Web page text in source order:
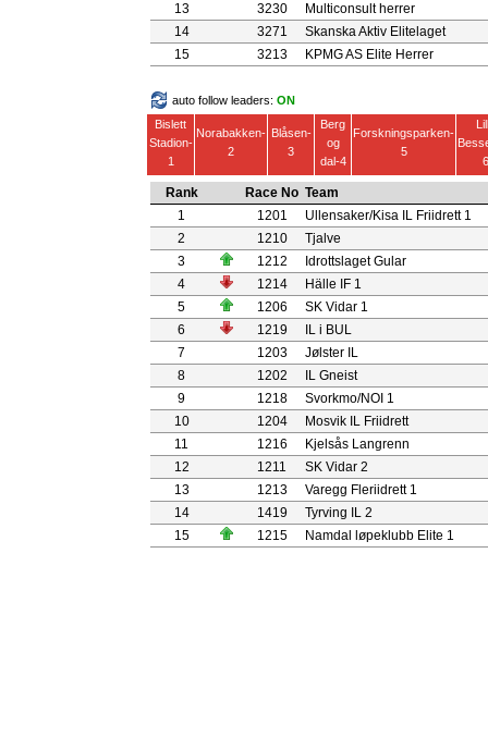
13
3230
Multiconsult herrer
14
3271
Skanska Aktiv Elitelaget
15
3213 KPMG AS Elite Herrer
auto follow leaders: ON
Bislett
Stadion-
1
Norabakken-
2
Blåsen-
3
Berg
og
dal-4
Forskningsparken-
5
6
Rank Race No Team
1
1201
Ullensaker/Kisa IL Friidrett 1
2
1210
Tjalve
3
1212
Idrottslaget Gular
4
1214
Hälle IF 1
5
1206
SK Vidar 1
6
1219
IL i BUL
7
1203
Jølster IL
8
1202
IL Gneist
9
1218
Svorkmo/NOI 1
10
1204
Mosvik IL Friidrett
11
1216
Kjelsås Langrenn
12
1211
SK Vidar 2
13
1213
Varegg Fleriidrett 1
14
1419
Tyrving IL 2
15
1215 Namdal løpeklubb Elite 1